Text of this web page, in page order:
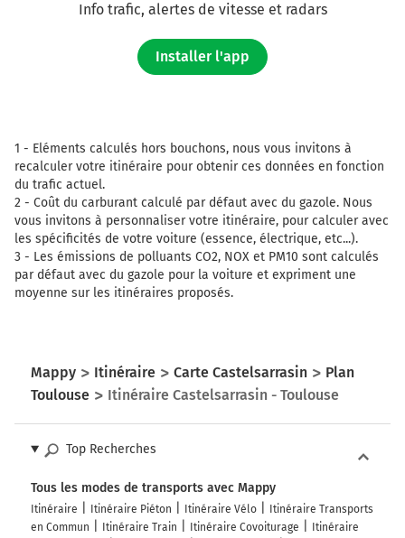
Info trafic, alertes de vitesse et radars
Installer l'app
1 - Eléments calculés hors bouchons, nous vous invitons à
recalculer votre itinéraire pour obtenir ces données en fonction
du trafic actuel.
2 - Coût du carburant calculé par défaut avec du gazole. Nous
vous invitons à personnaliser votre itinéraire, pour calculer avec
les spécificités de votre voiture (essence, électrique, etc...).
3 - Les émissions de polluants CO2, NOX et PM10 sont calculés
par défaut avec du gazole pour la voiture et expriment une
moyenne sur les itinéraires proposés.
Mappy Itinéraire Carte Castelsarrasin
Plan
Toulouse
Itinéraire Castelsarrasin - Toulouse
Top Recherches
Tous les modes de transports avec Mappy
Itinéraire Itinéraire Piéton Itinéraire Vélo
Itinéraire Transports
en Commun
Itinéraire Train Itinéraire Covoiturage
Itinéraire